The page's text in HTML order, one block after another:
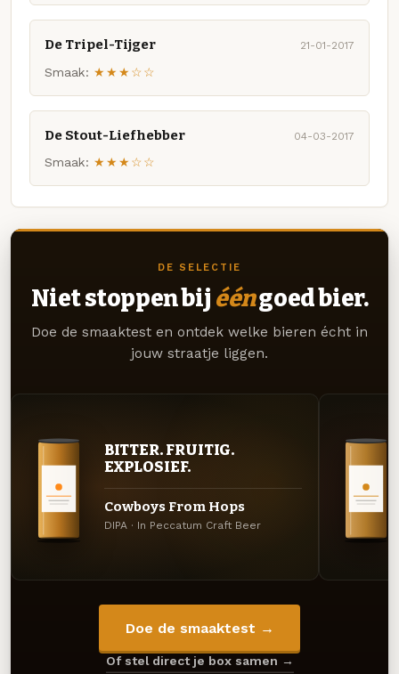
De Tripel-Tijger 21-01-2017
Smaak: ★★★☆☆
De Stout-Liefhebber 04-03-2017
Smaak: ★★★☆☆
DE SELECTIE
Niet stoppen bij ééngoed bier.
Doe de smaaktest en ontdek welke bieren écht in
jouw straatje liggen.
BITTER. FRUITIG.
EXPLOSIEF.
Cowboys From Hops
DIPA · In Peccatum Craft Beer
Doe de smaaktest →
Of stel direct je box samen →